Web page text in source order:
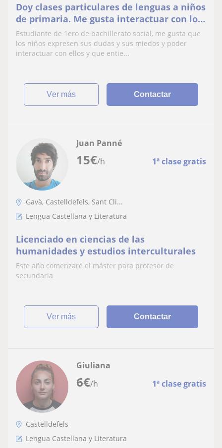
Doy clases particulares de lenguas a niños
de primaria. Me gusta interactuar con los
niños, que aporten sus ideas, sus dudas y
yo ooder solucionarlas!
Estudiante de 1ero de bachillerato social, me gusta que
los niños expresen sus dudas y sus miedos y poder
interactuar con ellos y que entie...
ver más Contactar
15€/h 1ª clase gratis
Juan Panné
Gavà, Castelldefels, Sant Cli...
Lengua Castellana y Literatura
Licenciado en ciencias de las
humanidades y estudios interculturales
Este año comenzaré el máster para profesor de
secundaria
ver más Contactar
6€/h 1ª clase gratis
Giuliana
Castelldefels
Lengua Castellana y Literatura